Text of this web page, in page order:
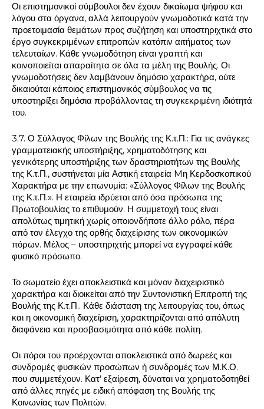
Οι επιστημονικοί σύμβουλοι δεν έχουν δικαίωμα ψήφου και
λόγου στα όργανα, αλλά λειτουργούν γνωμοδοτικά κατά την
προετοιμασία θεμάτων προς συζήτηση και υποστηριχτικά στο
έργο συγκεκριμένων επιτροπών κατόπιν αιτήματος των
τελευταίων. Κάθε γνωμοδότηση είναι γραπτή και
κοινοποιείται απαραίτητα σε όλα τα μέλη της Βουλής. Οι
γνωμοδοτήσεις δεν λαμβάνουν δημόσιο χαρακτήρα, ούτε
δικαιούται κάποιος επιστημονικός σύμβουλος να τις
υποστηρίξει δημόσια προβάλλοντας τη συγκεκριμένη ιδιότητά
του.
3.7. Ο Σύλλογος Φίλων της Βουλής της Κ.τ.Π.: Για τις ανάγκες
γραμματειακής υποστήριξης, xρηματοδότησης και
γενικότερης υποστήριξης των δραστηριοτήτων της Βουλής
της Κ.τ.Π., συστήνεται μία Αστική εταιρεία Mη Κερδοσκοπικού
Χαρακτήρα με την επωνυμία: «Σύλλογος Φίλων της Βουλής
της Κ.τ.Π.». Η εταιρεία ιδρύεται από όσα πρόσωπα της
Πρωτοβουλίας το επιθυμούν. Η συμμετοχή τους είναι
απολύτως τιμητική χωρίς οποιονδήποτε άλλο ρόλο, πέρα
από τον έλεγχο της ορθής διαχείρισης των οικονομικών
πόρων. Μέλος – υποστηριχτής μπορεί να εγγραφεί κάθε
φυσικό πρόσωπο.
Το σωματείο έχει αποκλειστικά και μόνον διαχειριστικό
χαρακτήρα και διοικείται από την Συντονιστική Επιτροπή της
Βουλής της Κ.τ.Π.. Κάθε διάσταση της λειτουργίας του, όπως
και η οικονομική διαχείριση, χαρακτηρίζονται από απόλυτη
διαφάνεια και προσβασιμότητα από κάθε πολίτη.
Οι πόροι του προέρχονται αποκλειστικά από δωρεές και
συνδρομές φυσικών προσώπων ή συνδρομές των Μ.Κ.Ο.
που συμμετέχουν. Κατ’ εξαίρεση, δύναται να χρηματοδοτηθεί
από άλλες πηγές με ειδική απόφαση της Βουλής της
Κοινωνίας των Πολιτών.